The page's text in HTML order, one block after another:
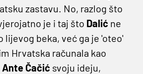
zastavu. No, razlog što
je i taj što Dalić ne
lijevog beka, već ga je 'oteo'
Hrvatska računala kao
Ante Čačić svoju ideju,